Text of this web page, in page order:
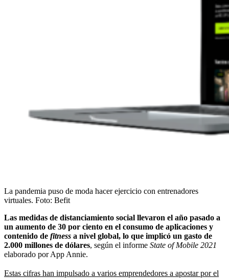
La pandemia puso de moda hacer ejercicio con entrenadores
virtuales. Foto: Befit
Las medidas de distanciamiento social llevaron el año pasado a
un aumento de 30 por ciento en el consumo de aplicaciones y
contenido de fitness a nivel global, lo que implicó un gasto de
2.000 millones de dólares, según el informe State of Mobile 2021
elaborado por App Annie.
Estas cifras han impulsado a varios emprendedores a apostar por el